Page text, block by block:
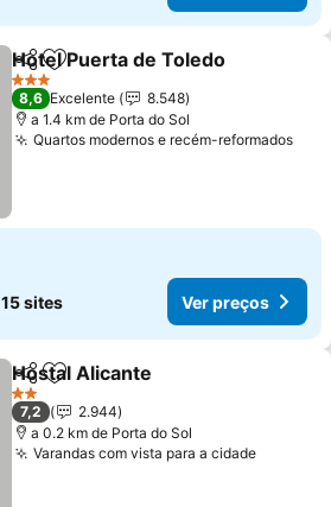
PartilharAdicionar aos favoritos
Hotel Puerta de Toledo
3 Estrelas
8,6 Excelente
8.548
a 1.4 km de Porta do Sol
Quartos modernos e recém-reformadosVer
15 sites Ver preços
PartilharAdicionar aos favoritos
Hostal Alicante
2 Estrelas
7,2
2.944
a 0.2 km de Porta do Sol
Varandas com vista para a cidadeVer